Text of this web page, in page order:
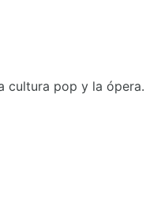
cultura pop y la ópera.